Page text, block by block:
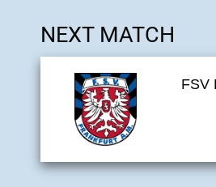
NEXT MATCH
FSV